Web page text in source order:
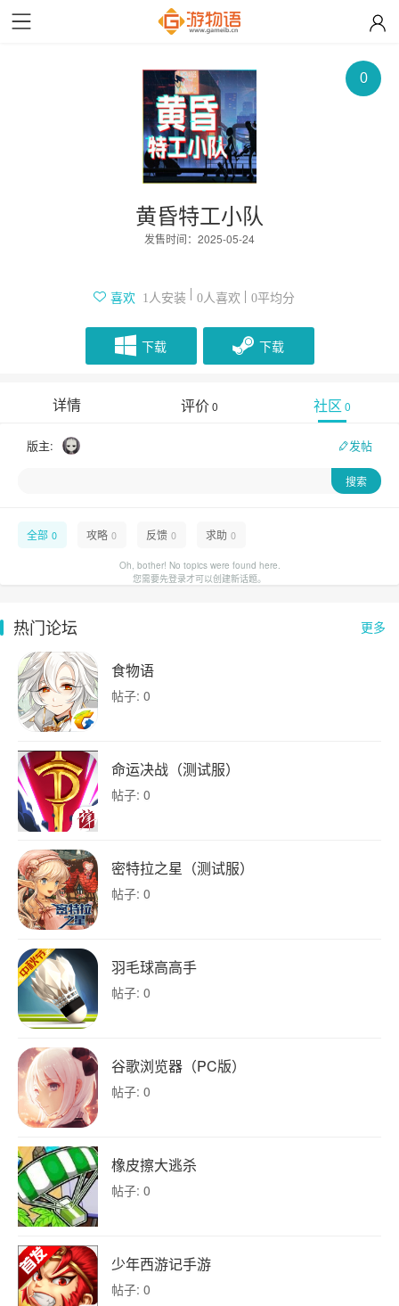
0
黄昏特工小队
发售时间： 2025-05-24
喜欢 1 人安装 0人喜欢 0平均分
下载 下载
详情 评价0 社区 0
版主: 发帖
全部 0 攻略 0 反馈 0 求助 0
Oh, bother! No topics were found here.
您需要先登录才可以创建新话题。
更多
热门论坛
食物语
帖子: 0
命运决战（测试服）
帖子: 0
密特拉之星（测试服）
帖子: 0
羽毛球高高手
帖子: 0
谷歌浏览器（PC版）
帖子: 0
橡皮擦大逃杀
帖子: 0
少年西游记手游
帖子: 0